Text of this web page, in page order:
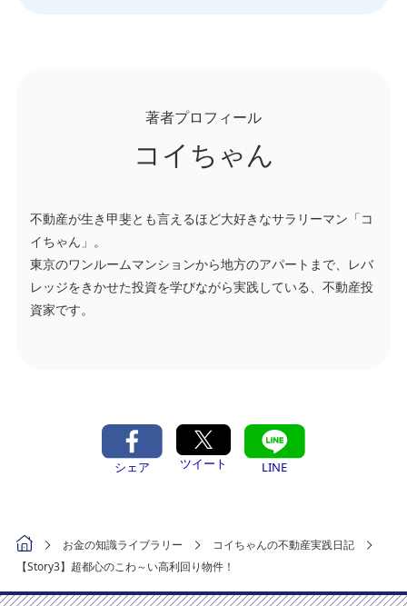
著者プロフィール
コイちゃん
不動産が生き甲斐とも言えるほど大好きなサラリーマン「コ
イちゃん」。
東京のワンルームマンションから地方のアパートまで、レバ
レッジをきかせた投資を学びながら実践している、不動産投
資家です。
シェア ツイート LINE
お金の知識ライブラリー
コイちゃんの不動産実践日記
【Story3】超都心のこわ～い高利回り物件！